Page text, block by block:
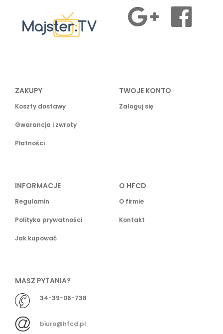
ZAKUPY
Koszty dostawy
Gwarancja i zwroty
Płatności
TWOJE KONTO
Zaloguj się
INFORMACJE
Regulamin
Polityka prywatności
Jak kupować
O HFCD
O firmie
Kontakt
MASZ PYTANIA?
34-39-06-738
biuro@hfcd.pl